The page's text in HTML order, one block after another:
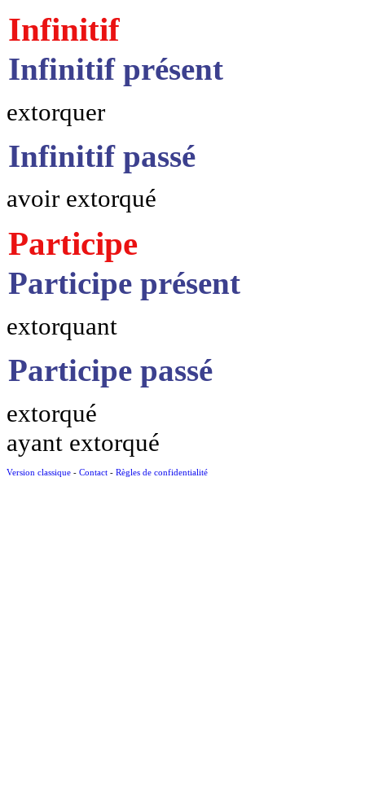
Infinitif
Infinitif présent
extorquer
Infinitif passé
avoir extorqué
Participe
Participe présent
extorquant
Participe passé
extorqué
ayant extorqué
Version classique - Contact - Règles de confidentialité